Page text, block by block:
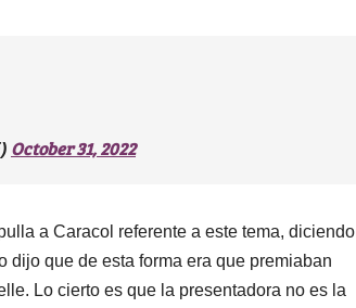
October 31, 2022
a Caracol referente a este tema, diciendo
dijo que de esta forma era que premiaban
Lo cierto es que la presentadora no es la